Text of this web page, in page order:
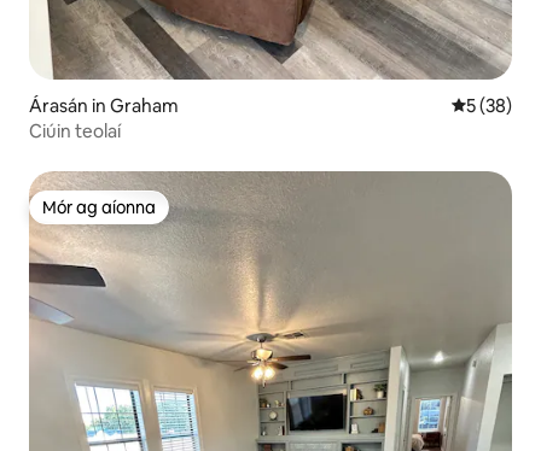
Árasán in Graham
5 (38)
Ciúin teolaí
Mór ag aíonna
Mór ag aíonna